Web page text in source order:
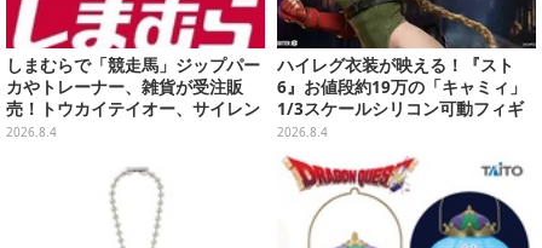
しまむらで「競走馬」ジップパー
カやトレーナー、雑貨が受注販
売！トウカイテイオー、サイレン
ススズカなど名馬5頭をデザイン
2026.8.4
ハイレグ衣装が映える！『スト
6』お値段約19万の「キャミィ」
1/3スケールシリコン可動フィギ
ュアが圧巻のクオリティ
2026.8.4